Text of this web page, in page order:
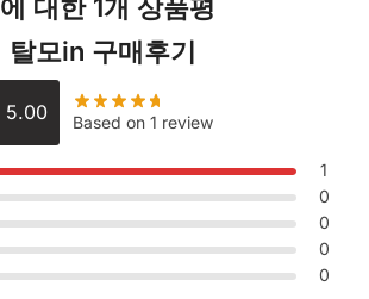
에 대한 1개 상품평
탈모in 구매후기
5.00 Based on 1 review
1
0
0
0
0